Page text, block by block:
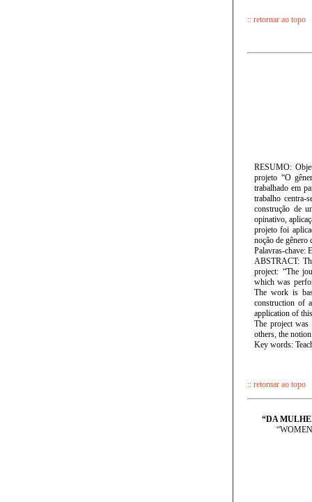
:: retornar ao topo
RESUMO:
projeto “O
trabalhado em
trabalho centra-
construção de
opinativo,
projeto foi
noção de gênero
Palavras-chave:
ABSTRACT:
project: “The
which was
The work is
construction of
application of
The project
others, the
Key words:
:: retornar ao topo
“DA